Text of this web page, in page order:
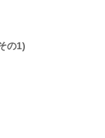
の1)